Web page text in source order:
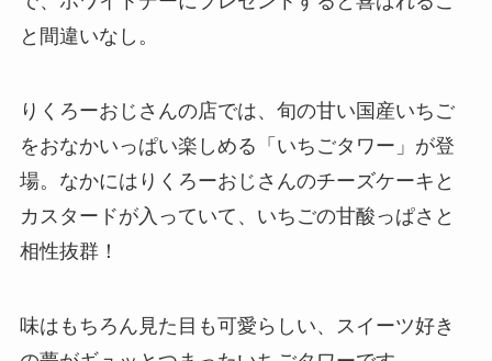
と間違いなし。
りくろーおじさんの店では、旬の甘い国産いちご
をおなかいっぱい楽しめる「いちごタワー」が登
場。なかにはりくろーおじさんのチーズケーキと
カスタードが入っていて、いちごの甘酸っぱさと
相性抜群！
味はもちろん見た目も可愛らしい、スイーツ好き